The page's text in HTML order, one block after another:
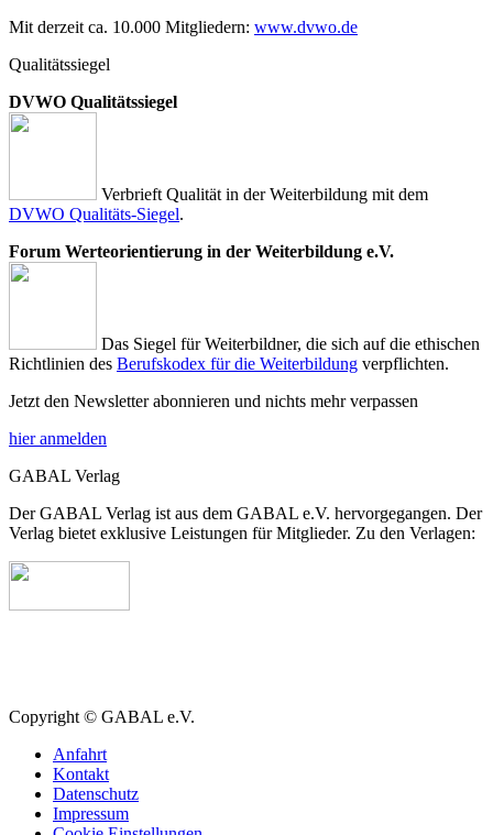
Mit derzeit ca. 10.000 Mitgliedern: www.dvwo.de
Qualitätssiegel
DVWO Qualitätssiegel
Verbrieft Qualität in der Weiterbildung mit dem
DVWO Qualitäts-Siegel.
Forum Werteorientierung in der Weiterbildung e.V.
Das Siegel für Weiterbildner, die sich auf die ethischen
Richtlinien des Berufskodex für die Weiterbildung verpflichten.
Jetzt den Newsletter abonnieren und nichts mehr verpassen
hier anmelden
GABAL Verlag
Der GABAL Verlag ist aus dem GABAL e.V. hervorgegangen. Der
Verlag bietet exklusive Leistungen für Mitglieder. Zu den Verlagen:
Copyright © GABAL e.V.
Anfahrt
Kontakt
Datenschutz
Impressum